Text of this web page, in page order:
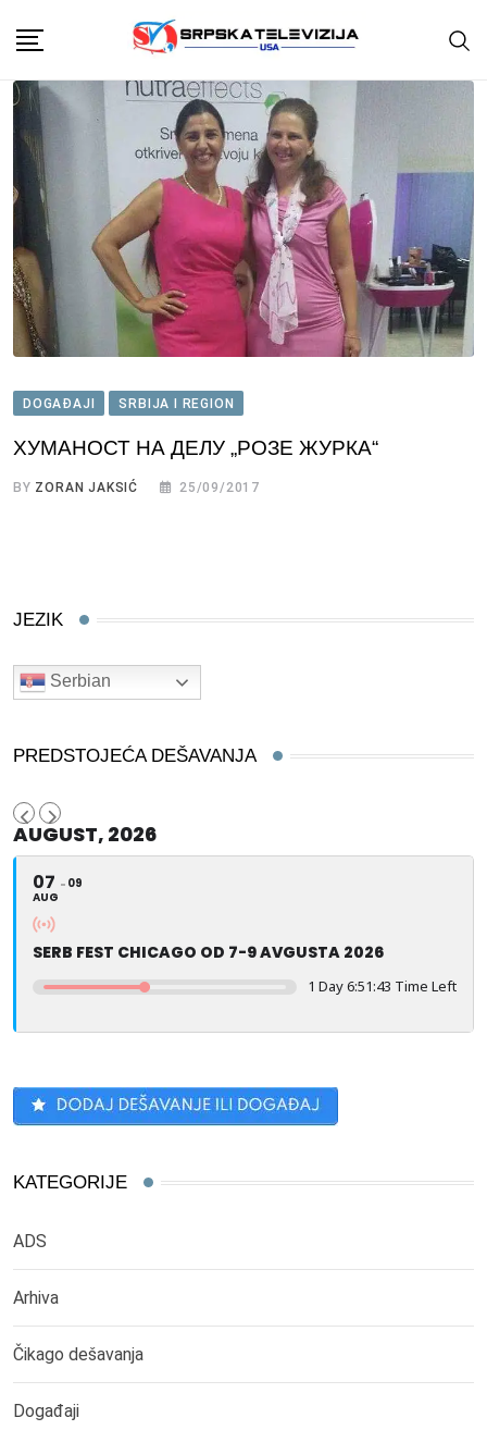
content
DOGAĐAJI SRBIJA I REGION
ХУМАНОСТ НА ДЕЛУ „РОЗЕ ЖУРКА“
BY ZORAN JAKSIĆ 25/09/2017
JEZIK
Serbian
PREDSTOJEĆA DEŠAVANJA
AUGUST, 2026
07
AUG
09
SERB FEST CHICAGO OD 7-9 AVGUSTA 2026
1 Day 6:51:43 Time Left
KATEGORIJE
ADS
Arhiva
Čikago dešavanja
Događaji